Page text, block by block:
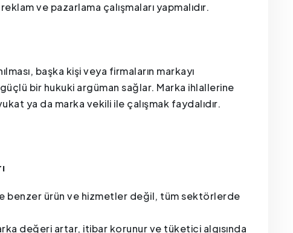
ve pazarlama çalışmaları yapmalıdır.
başka kişi veya firmaların markayı
bir hukuki argüman sağlar. Marka ihlallerine
ya da marka vekili ile çalışmak faydalıdır.
benzer ürün ve hizmetler değil, tüm sektörlerde
değeri artar, itibar korunur ve tüketici algısında